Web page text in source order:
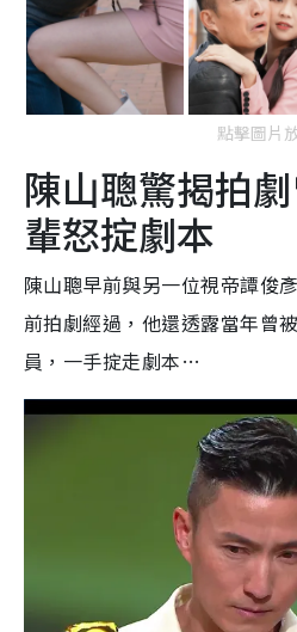
點擊圖片
陳山聰驚揭拍
輩怒掟劇本
陳山聰早前與另一位視帝譚俊
前拍劇經過，他還透露當年曾
員，一手掟走劇本…